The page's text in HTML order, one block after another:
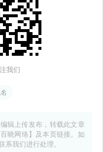
我们
辑上传发布，转载此文章
晓网络】及本页链接。如
系我们进行处理。